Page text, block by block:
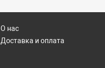
О нас
Доставка и оплата